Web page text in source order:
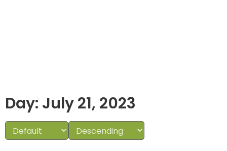
Day: July 21, 2023